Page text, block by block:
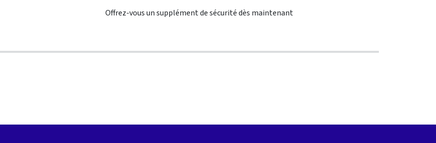
Offrez-vous un supplément de sécurité dès maintenant